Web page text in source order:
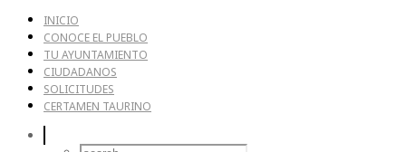
INICIO
CONOCE EL PUEBLO
TU AYUNTAMIENTO
CIUDADANOS
SOLICITUDES
CERTAMEN TAURINO